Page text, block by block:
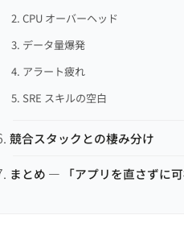
2. CPU オーバーヘッド
3. データ量爆発
4. アラート疲れ
5. SRE スキルの空白
競合スタックとの棲み分け
まとめ — 「アプリを直さずに